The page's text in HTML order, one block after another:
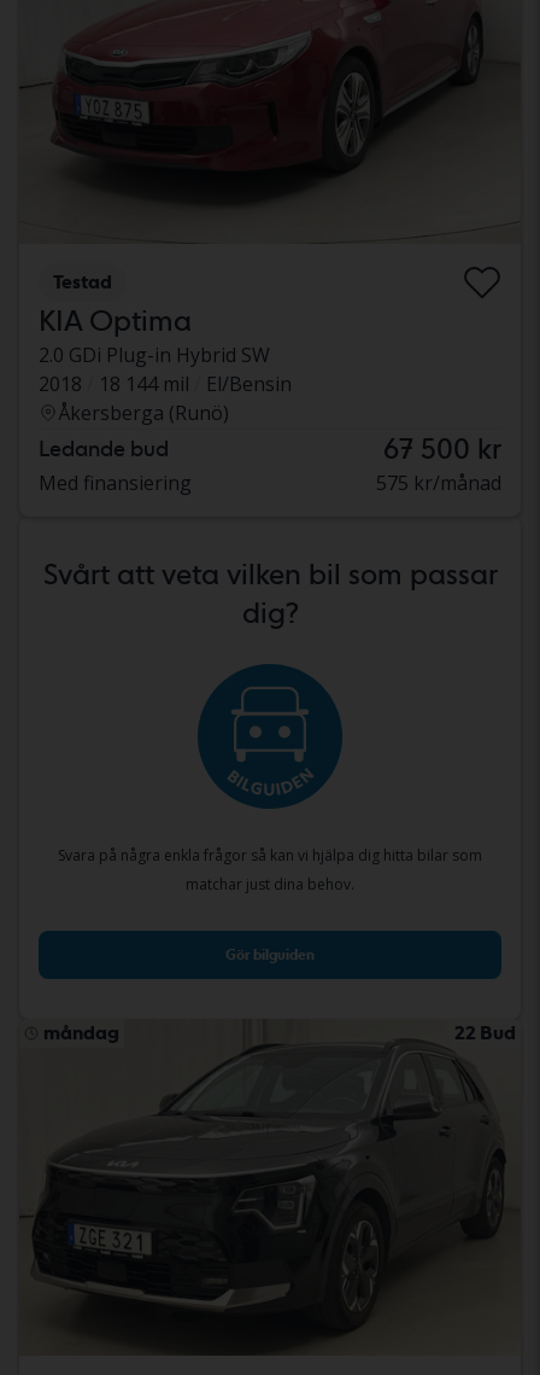
Testad
KIA Optima
2.0 GDi Plug-in Hybrid SW
2018
18 144 mil
El/Bensin
Åkersberga (Runö)
Ledande bud 67 500 kr
Med finansiering 575 kr/månad
Svårt att veta vilken bil som passar
dig?
Svara på några enkla frågor så kan vi hjälpa dig hitta bilar som
matchar just dina behov.
Gör bilguiden
måndag 22 Bud